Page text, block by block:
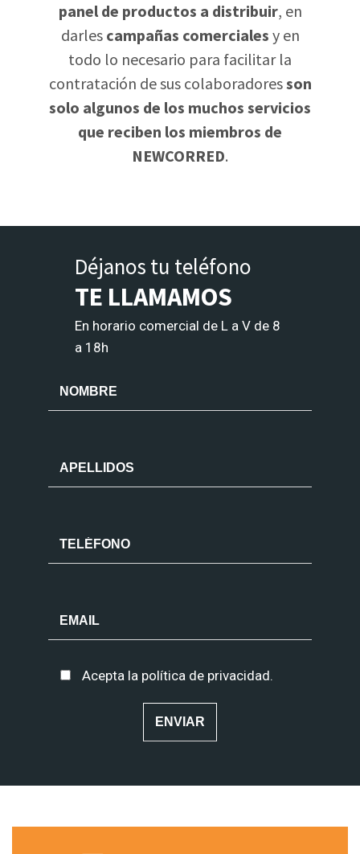
panel de productos a distribuir, en
darles campañas comerciales y en
todo lo necesario para facilitar la
contratación de sus colaboradoresson
solo algunos de los muchos servicios
que reciben los miembros de
NEWCORRED.
Déjanos tu teléfono
TE LLAMAMOS
En horario comercial de L a V de 8
a 18h
Acepta la política de privacidad.